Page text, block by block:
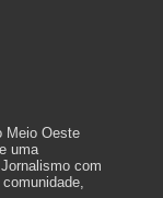
Meio Oeste
uma
com